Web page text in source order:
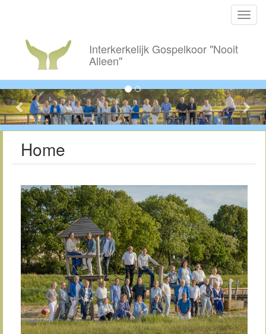
Interkerkelijk Gospelkoor "Nooit
Alleen"
Previous
Home